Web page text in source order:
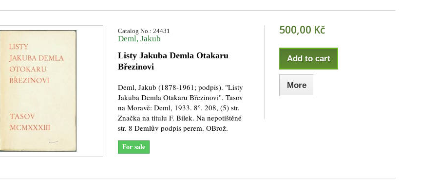
Catalog No.: 24431
Deml, Jakub
Listy Jakuba Demla Otakaru
Březinovi
Deml, Jakub (1878-1961; podpis). "Listy
Jakuba Demla Otakaru Březinovi". Tasov
na Moravě: Deml, 1933. 8°. 208, (5) str.
Značka na titulu F. Bílek. Na nepotištěné
str. 8 Demlův podpis perem. OBrož.
For sale
500,00 Kč
Add to cart
More